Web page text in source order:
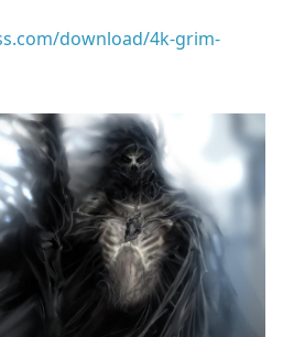
download/4k-grim-